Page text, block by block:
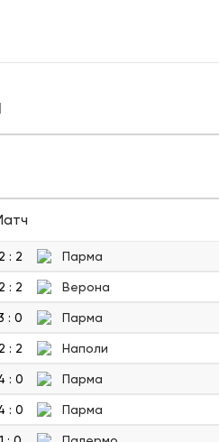
2 : 2 Парма
2 : 2 Верона
: 0 Парма
2 : 2 Наполи
: 0 Парма
: 0 Парма